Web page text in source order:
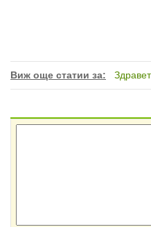
Виж още статии за: